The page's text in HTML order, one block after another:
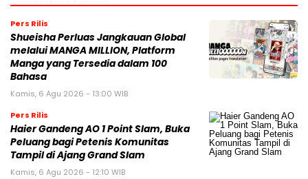
Pers Rilis
Shueisha Perluas Jangkauan Global
melalui MANGA MILLION, Platform
Manga yang Tersedia dalam 100
Bahasa
Kamis, 6 Agu 2026 - 13:00 WIB
Pers Rilis
Haier Gandeng AO 1 Point Slam, Buka
Peluang bagi Petenis Komunitas
Tampil di Ajang Grand Slam
Kamis, 6 Agu 2026 - 12:10 WIB